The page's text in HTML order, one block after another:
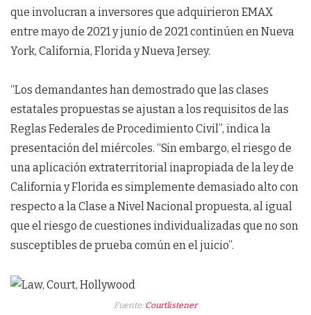
que involucran a inversores que adquirieron EMAX
entre mayo de 2021 y junio de 2021 continúen en Nueva
York, California, Florida y Nueva Jersey.
“Los demandantes han demostrado que las clases
estatales propuestas se ajustan a los requisitos de las
Reglas Federales de Procedimiento Civil”, indica la
presentación del miércoles. “Sin embargo, el riesgo de
una aplicación extraterritorial inapropiada de la ley de
California y Florida es simplemente demasiado alto con
respecto a la Clase a Nivel Nacional propuesta, al igual
que el riesgo de cuestiones individualizadas que no son
susceptibles de prueba común en el juicio”.
Fuente: Courtlistener